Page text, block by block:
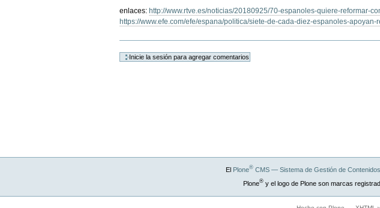
enlaces: http://www.rtve.es/noticias/20180925/70-espanoles-quiere-reformar-
https://www.efe.com/efe/espana/politica/siete-de-cada-diez-espanoles-
de
Documento
El Plone®CMS — Sistema de Gestión de
Plone®y el logo de Plone son marcas